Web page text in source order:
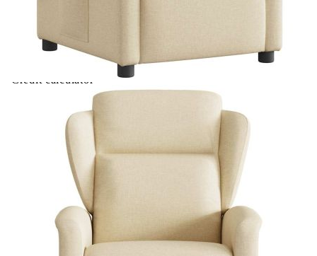
Купи на изплащане
Credit calculator
Електрически масажен реклайнер стол, кремав,
Please select credit institution
Цена на продукта:
Extraction of information from credit institutions
Предоставената таблица е с информационна цел.
Добавете продукта в количката си с бутона "Добави в
количката" и при поръчка ще можете да изберете броя
вноски на кредита.
Acest tabel are caracter informativ. Adăugați produsul în
coșul de cumpărături unde veți putea selecta detaliile
cererii de creditare.